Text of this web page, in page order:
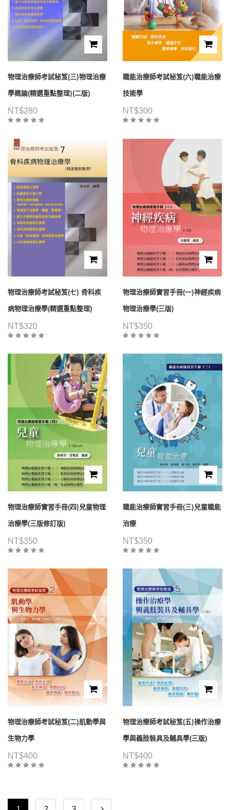
物理治療師考試秘笈(三)物理治療
學概論(精選重點整理)(二版)
NT$280
職能治療師考試秘笈(六)職能治療
技術學
NT$300
物理治療師考試秘笈(七) 骨科疾
病物理治療學(精選重點整理)
NT$320
物理治療師實習手冊(一)神經疾病
物理治療學(三版)
NT$350
物理治療師實習手冊(四)兒童物理
治療學(三版修訂版)
NT$350
職能治療師實習手冊(三)兒童職能
治療
NT$350
物理治療師考試秘笈(二)肌動學與
生物力學
NT$400
物理治療師考試秘笈(五)操作治療
學與義肢裝具及輔具學(三版)
NT$400